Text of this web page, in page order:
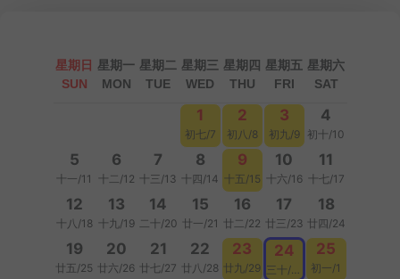
星期日
SUN
星期一
MON
星期二
TUE
星期三
WED
星期四
THU
星期五
FRI
星期六
SAT
1
初七/7
2
初八/8
3
初九/9
4
初十/10
5
十一/11
6
十二/12
7
十三/13
8
十四/14
9
十五/15
10
十六/16
11
十七/17
12
十八/18
13
十九/19
14
二十/20
15
廿一/21
16
廿二/22
17
廿三/23
18
廿四/24
19
廿五/25
20
廿六/26
21
廿七/27
22
廿八/28
23
廿九/29
24
三十/30
25
初一/1